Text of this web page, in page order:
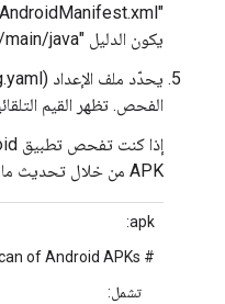
يكون الدليل "app/src/main/java/" متوفّرًا.
الفحص. تظهر القيم
APK من خلال تحديث ما يلي ضمن ملف الإعداد:
apk:
# Description: dynamic scan of Android APKs.
تشمل: